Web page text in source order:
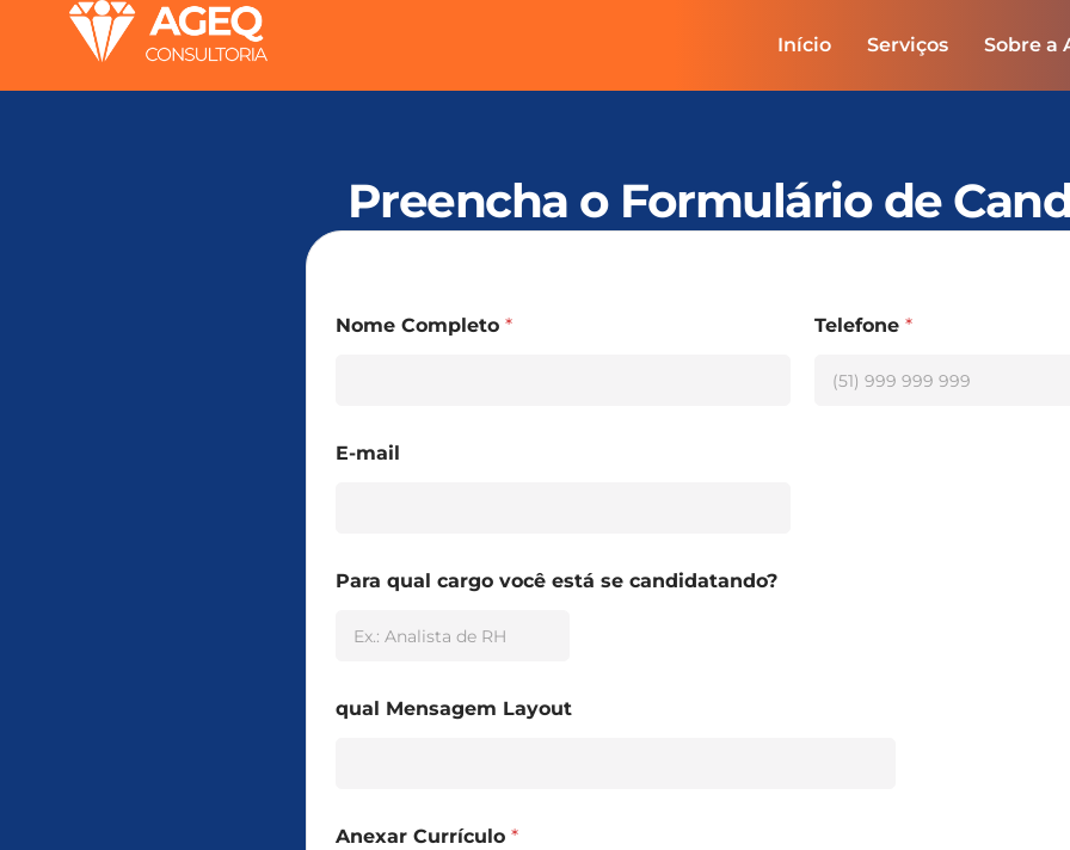
conteúdo
Início Serviços Sobre a
Preencha o Formulário de
Nome Completo * Telefone *
E-mail
Para qual cargo você está se candidatando?
qual Mensagem Layout
Anexar Currículo *